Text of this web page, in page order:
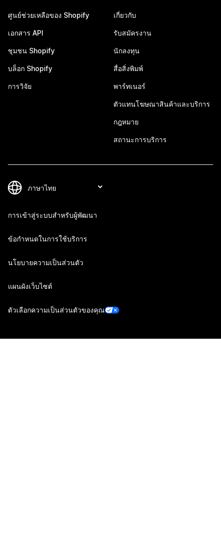
ศูนย์ช่วยเหลือของ Shopify
เอกสาร API
ชุมชน Shopify
บล็อก Shopify
การวิจัย
เกี่ยวกับ
รับสมัครงาน
นักลงทุน
สื่อสิ่งพิมพ์
พาร์ทเนอร์
ตัวแทนโฆษณาสินค้าและบริการ
กฎหมาย
สถานะการบริการ
การเข้าสู่ระบบสำหรับผู้พัฒนา
ข้อกำหนดในการใช้บริการ
นโยบายความเป็นส่วนตัว
แผนผังเว็บไซต์
ตัวเลือกความเป็นส่วนตัวของคุณ